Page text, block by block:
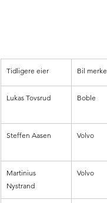
Tidligere eier Bil merke
Lukas Tovsrud Boble
Steffen Aasen Volvo
Martinius
Nystrand
Volvo